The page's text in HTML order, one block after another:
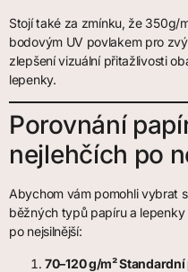
Stojí také za zmínku, že 350g/
bodovým UV povlakem pro
zlepšení vizuální přitažlivosti
lepenky.
Porovnání
nejlehčích po
Abychom vám pomohli vybrat
běžných typů papíru a
po nejsilnější:
70–120 g/m²